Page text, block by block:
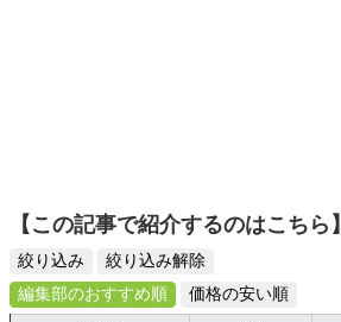
【この記事で紹介するのはこちら】
絞り込み
絞り込み解除
編集部のおすすめ順
価格の安い順